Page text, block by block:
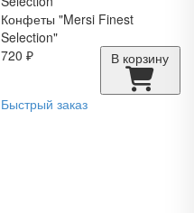
Конфеты "Mersi Finest
Selection"
720 ₽
В корзину
Быстрый заказ